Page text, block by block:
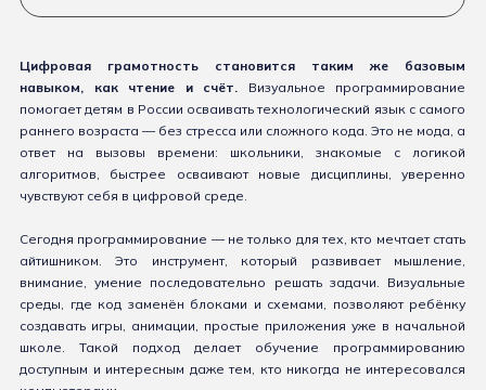
Цифровая грамотность становится таким же базовым
навыком, как чтение и счёт. Визуальное программирование
помогает детям в России осваивать технологический язык с самого
раннего возраста — без стресса или сложного кода. Это не мода, а
ответ на вызовы времени: школьники, знакомые с логикой
алгоритмов, быстрее осваивают новые дисциплины, уверенно
чувствуют себя в цифровой среде.
Сегодня программирование — не только для тех, кто мечтает стать
айтишником. Это инструмент, который развивает мышление,
внимание, умение последовательно решать задачи. Визуальные
среды, где код заменён блоками и схемами, позволяют ребёнку
создавать игры, анимации, простые приложения уже в начальной
школе. Такой подход делает обучение программированию
доступным и интересным даже тем, кто никогда не интересовался